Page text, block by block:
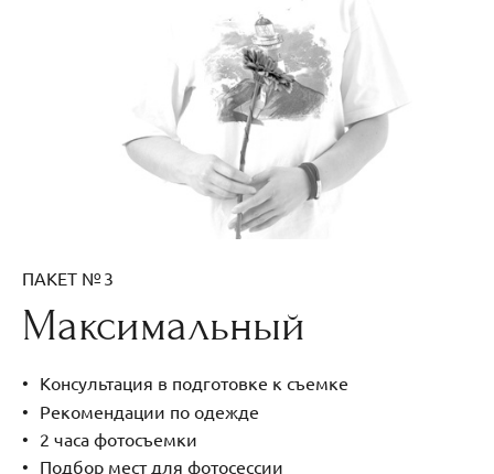
ПАКЕТ № 3
Максимальный
Консультация в подготовке к съемке
Рекомендации по одежде
2 часа фотосъемки
Подбор мест для фотосессии